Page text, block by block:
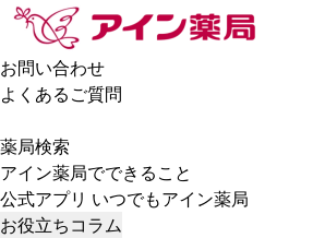
お問い合わせ
よくあるご質問
薬局検索
アイン薬局でできること
公式アプリ いつでもアイン薬局
お役立ちコラム